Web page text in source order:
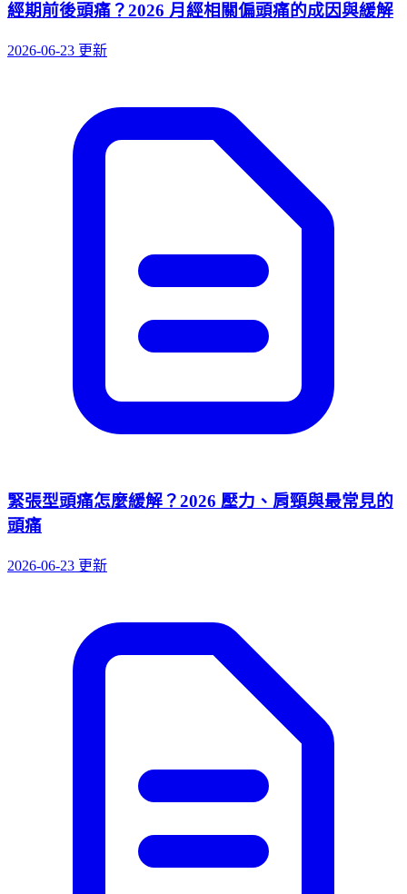
經期前後頭痛？2026 月經相關偏頭痛的成因與緩解
2026-06-23 更新
緊張型頭痛怎麼緩解？2026 壓力、肩頸與最常見的
頭痛
2026-06-23 更新